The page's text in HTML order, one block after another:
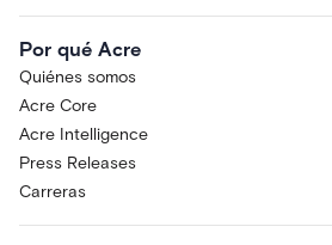
Por qué Acre
Quiénes somos
Acre Core
Acre Intelligence
Press Releases
Carreras